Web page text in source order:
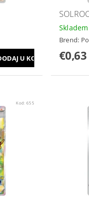
Brend:
€0,63
Kod:655